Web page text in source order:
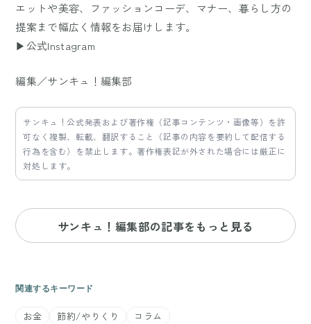
エットや美容、ファッションコーデ、マナー、暮らし方の
提案まで幅広く情報をお届けします。
▶公式Instagram
編集／サンキュ！編集部
サンキュ！公式発表および著作権（記事コンテンツ・画像等）を許
可なく複製、転載、翻訳すること（記事の内容を要約して配信する
行為を含む）を禁止します。著作権表記が外された場合には厳正に
対処します。
サンキュ！編集部の記事をもっと見る
関連するキーワード
お金 節約/やりくり コラム